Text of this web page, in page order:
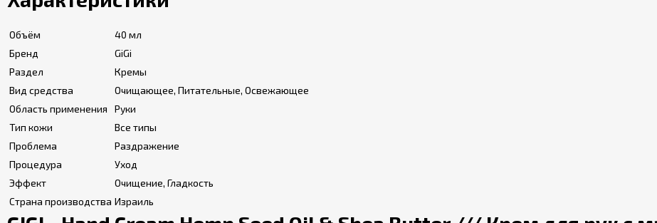
Объём
40 мл
Бренд
GiGi
Раздел
Кремы
Вид средства
Очищающее, Питательные, Освежающее
Область применения
Руки
Тип кожи
Все типы
Проблема
Раздражение
Процедура
Уход
Эффект
Очищение, Гладкость
Страна производства Израиль